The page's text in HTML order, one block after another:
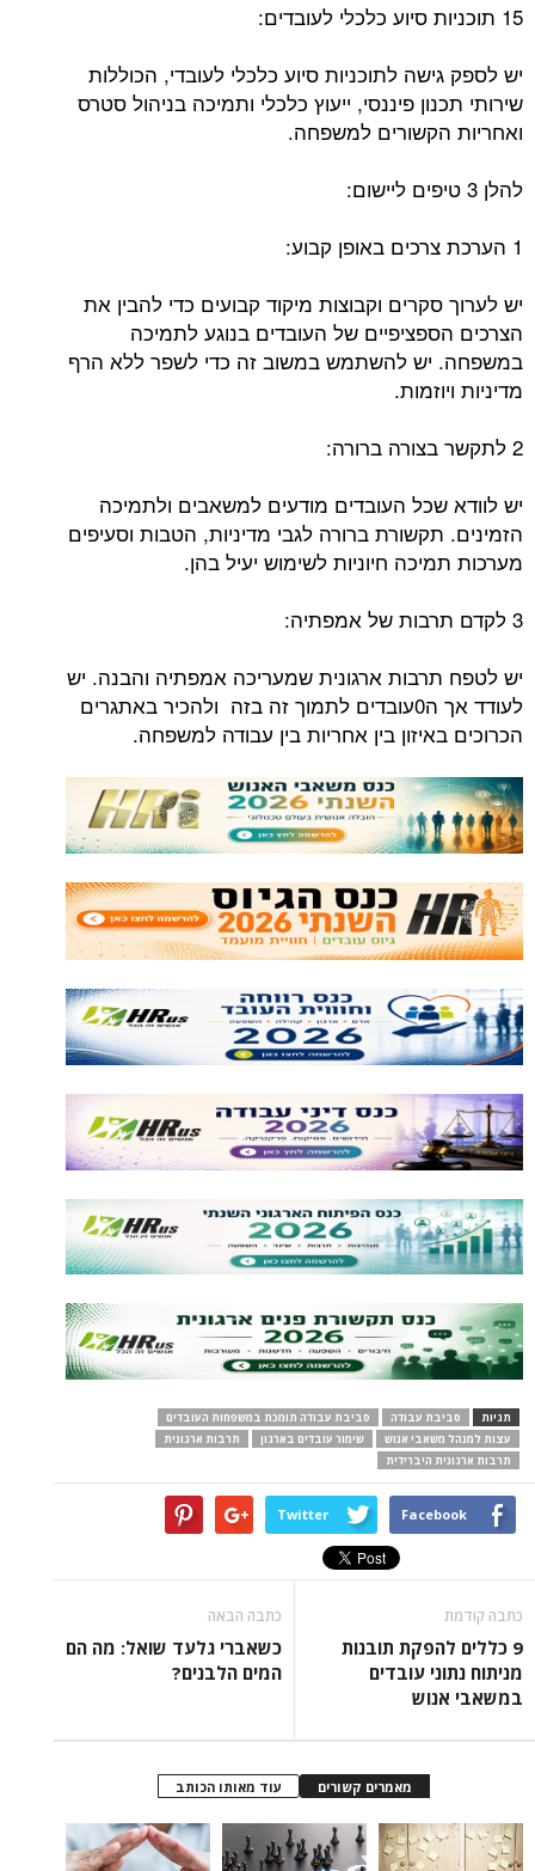
15 תוכניות סיוע כלכלי לעובדים:
יש לספק גישה לתוכניות סיוע כלכלי לעובדי, הכוללות
שירותי תכנון פיננסי, ייעוץ כלכלי ותמיכה בניהול סטרס
ואחריות הקשורים למשפחה.
להלן 3 טיפים ליישום:
1 הערכת צרכים באופן קבוע:
יש לערוך סקרים וקבוצות מיקוד קבועים כדי להבין את
הצרכים הספציפיים של העובדים בנוגע לתמיכה
במשפחה. יש להשתמש במשוב זה כדי לשפר ללא הרף
מדיניות ויוזמות.
2 לתקשר בצורה ברורה:
יש לוודא שכל העובדים מודעים למשאבים ולתמיכה
הזמינים. תקשורת ברורה לגבי מדיניות, הטבות וסעיפים
מערכות תמיכה חיוניות לשימוש יעיל בהן.
3 לקדם תרבות של אמפתיה:
יש לטפח תרבות ארגונית שמעריכה אמפתיה והבנה. יש
לעודד אך ה0עובדים לתמוך זה בזה ולהכיר באתגרים
הכרוכים באיזון בין אחריות בין עבודה למשפחה.
תגיות סביבת עבודה
סביבת עבודה תומכת במשפחות העובדים
עצות למנהל משאבי אנוש
שימור עובדים בארגון
תרבות ארגונית
תרבות ארגונית היברידית
Facebook
Twitter
כתבה קודמת
9 כללים להפקת תובנות
מניתוח נתוני עובדים
במשאבי אנוש
כתבה הבאה
כשאברי גלעד שואל: מה הם
המים הלבנים?
מאמרים קשורים עוד מאותו הכותב